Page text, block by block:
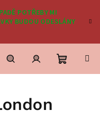
POTŘEBY MI
BUDOU ODESLÁNY
HledatPřihlášeníNákupní